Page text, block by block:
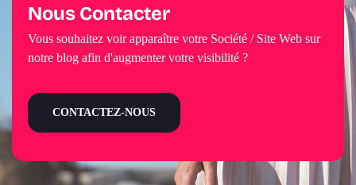
Nous Contacter
Vous souhaitez voir apparaître votre Société / Site Web sur
notre blog afin d'augmenter votre visibilité ?
CONTACTEZ-NOUS